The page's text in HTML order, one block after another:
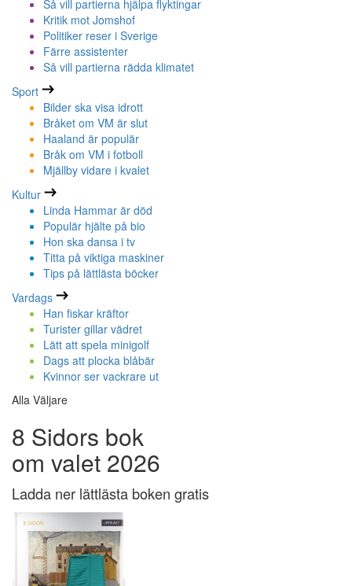
Så vill partierna hjälpa flyktingar
Kritik mot Jomshof
Politiker reser i Sverige
Färre assistenter
Så vill partierna rädda klimatet
Sport
Bilder ska visa idrott
Bråket om VM är slut
Haaland är populär
Bråk om VM i fotboll
Mjällby vidare i kvalet
Kultur
Linda Hammar är död
Populär hjälte på bio
Hon ska dansa i tv
Titta på viktiga maskiner
Tips på lättlästa böcker
Vardags
Han fiskar kräftor
Turister gillar vädret
Lätt att spela minigolf
Dags att plocka blåbär
Kvinnor ser vackrare ut
Alla Väljare
8 Sidors bok
om valet 2026
Ladda ner lättlästa boken gratis